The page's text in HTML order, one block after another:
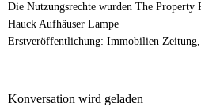
Die Nutzungsrechte wurden The Property
Hauck Aufhäuser Lampe
Erstveröffentlichung: Immobilien
Konversation wird geladen